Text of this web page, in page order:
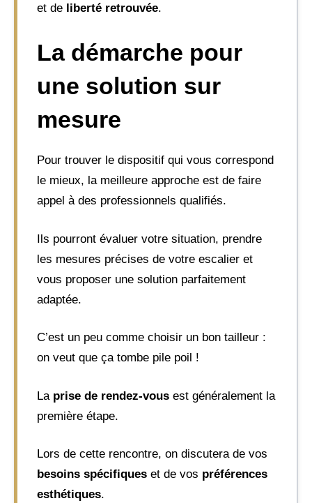
et de liberté retrouvée.
La démarche pour
une solution sur
mesure
Pour trouver le dispositif qui vous correspond
le mieux, la meilleure approche est de faire
appel à des professionnels qualifiés.
Ils pourront évaluer votre situation, prendre
les mesures précises de votre escalier et
vous proposer une solution parfaitement
adaptée.
C’est un peu comme choisir un bon tailleur :
on veut que ça tombe pile poil !
La prise de rendez-vous est généralement la
première étape.
Lors de cette rencontre, on discutera de vos
besoins spécifiques et de vos préférences
esthétiques.